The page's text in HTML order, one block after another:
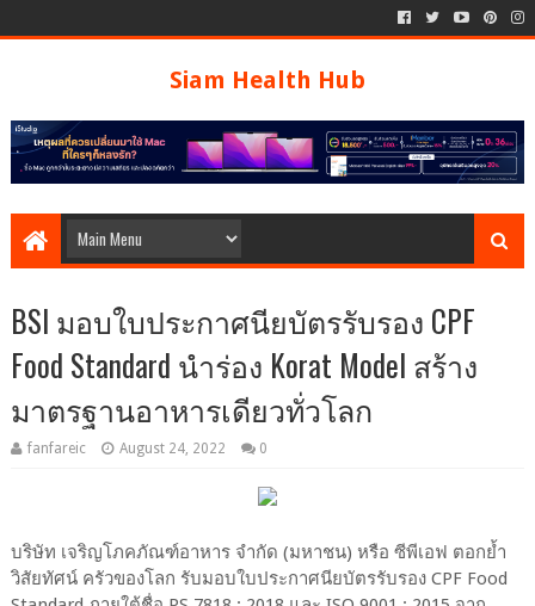
Siam Health Hub
BSI มอบใบประกาศนียบัตรรับรอง CPF
Food Standard นำร่อง Korat Model สร้าง
มาตรฐานอาหารเดียวทั่วโลก
fanfareic August 24, 2022 0
บริษัท เจริญโภคภัณฑ์อาหาร จำกัด (มหาชน) หรือ ซีพีเอฟ ตอกย้ำ
วิสัยทัศน์ ครัวของโลก รับมอบใบประกาศนียบัตรรับรอง CPF Food